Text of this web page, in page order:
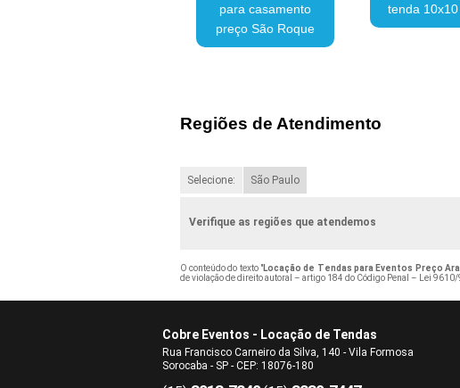
para casamento
preço São Roque
tenda
Regiões de Atendimento
Selecione: São Paulo
Verifique as regiões que atendemos
O conteúdo do texto "Locação de Tendas para Eventos Preço
de violação de direito autoral – artigo 184 do Código Penal – Lei 9610/
Cobre Eventos - Locação de Tendas
Rua Francisco Carneiro da Silva, 140 - Vila Formosa
Sorocaba - SP - CEP: 18076-180